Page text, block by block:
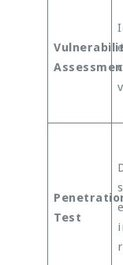
e
Test
e